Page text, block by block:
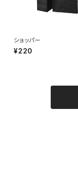
ショッパー
¥220